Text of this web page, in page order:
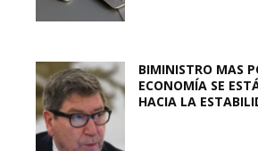
BIMINISTRO MAS
ECONOMÍA SE
HACIA LA